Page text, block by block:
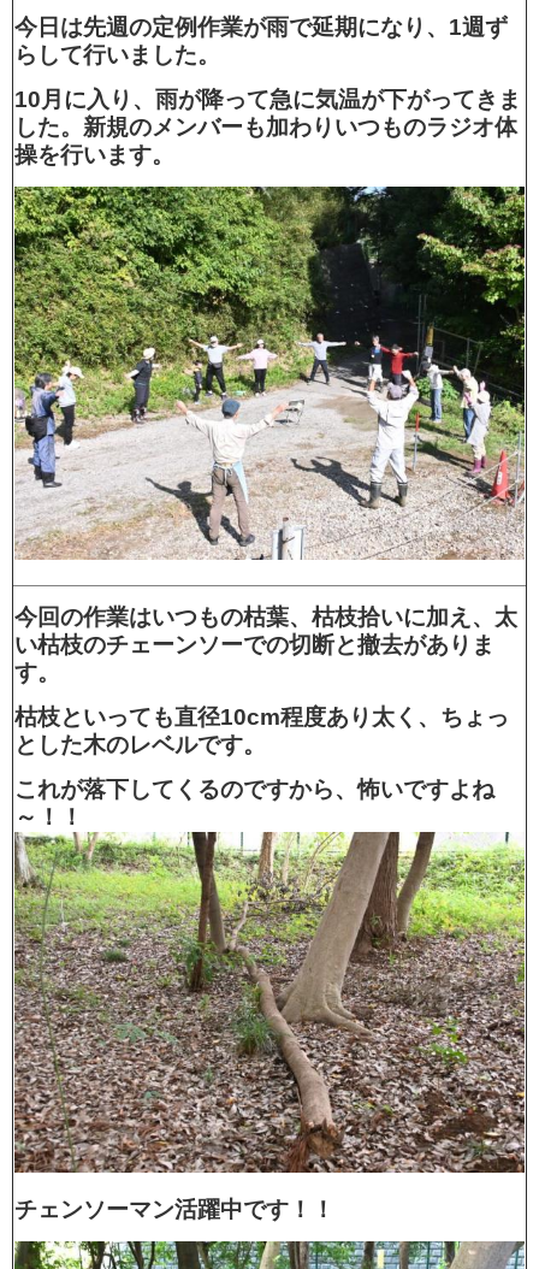
今日は先週の定例作業が雨で延期になり、1週ず
らして行いました。
10月に入り、雨が降って急に気温が下がってきま
した。新規のメンバーも加わりいつものラジオ体
操を行います。
今回の作業はいつもの枯葉、枯枝拾いに加え、太
い枯枝のチェーンソーでの切断と撤去がありま
す。
枯枝といっても直径10cm程度あり太く、ちょっ
とした木のレベルです。
これが落下してくるのですから、怖いですよね
～！！
チェンソーマン活躍中です！！